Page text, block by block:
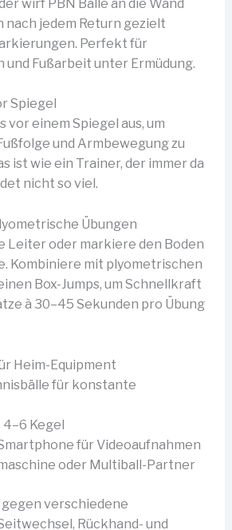
wirf PBN Bälle an die Wand
nach jedem Return gezielt
Perfekt für
und Fußarbeit unter Ermüdung.
Spiegel
vor einem Spiegel aus, um
und Armbewegung zu
ist wie ein Trainer, der immer da
nicht so viel.
Übungen
Leiter oder markiere den Boden
Kombiniere mit plyometrischen
Box-Jumps, um Schnellkraft
à 30–45 Sekunden pro Übung
Heim-Equipment
für konstante
Kegel
für Videoaufnahmen
oder Multiball-Partner
verschiedene
Rückhand- und